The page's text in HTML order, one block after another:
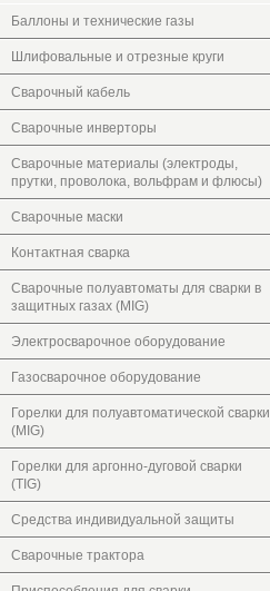
Баллоны и технические газы
Шлифовальные и отрезные круги
Сварочный кабель
Сварочные инверторы
Сварочные материалы (электроды,
прутки, проволока, вольфрам и флюсы)
Сварочные маски
Контактная сварка
Сварочные полуавтоматы для сварки в
защитных газах (MIG)
Электросварочное оборудование
Газосварочное оборудование
Горелки для полуавтоматической сварки
(MIG)
Горелки для аргонно-дуговой сварки
(TIG)
Средства индивидуальной защиты
Сварочные трактора